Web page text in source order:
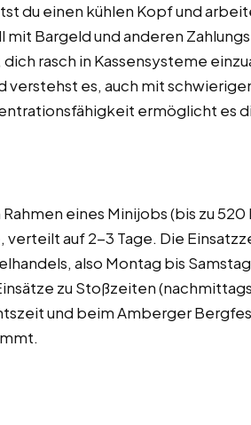
du einen kühlen Kopf und
Bargeld und anderen
rasch in Kassensysteme
verstehst es, auch mit
ermöglicht es
eines Minijobs (bis zu
verteilt auf 2-3 Tage. Die
also Montag bis
zu Stoßzeiten
und beim Amberger